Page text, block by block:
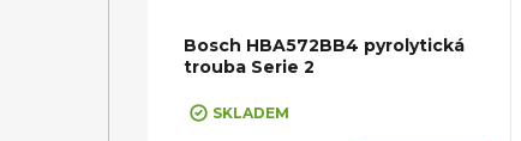
Bosch HBA572BB4 pyrolytická
trouba Serie 2
SKLADEM